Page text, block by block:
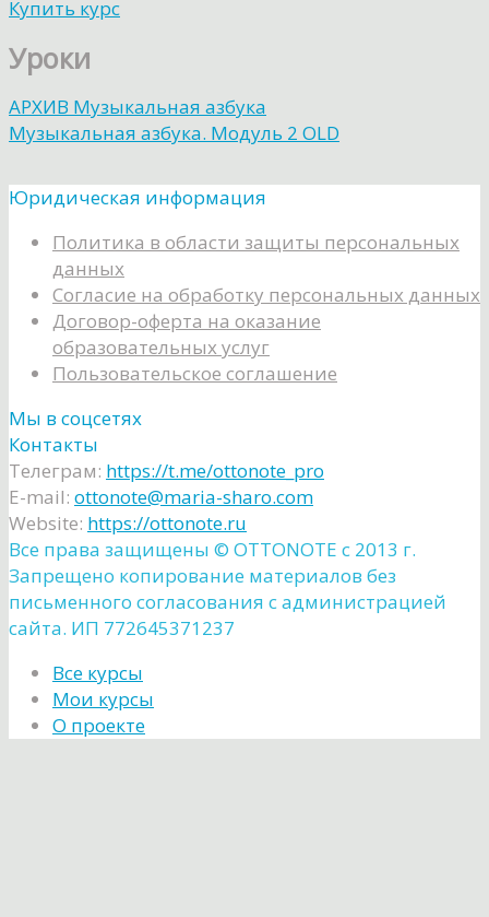
Купить курс
Уроки
АРХИВ Музыкальная азбука
Музыкальная азбука. Модуль 2 OLD
Юридическая информация
Политика в области защиты персональных
данных
Согласие на обработку персональных данных
Договор-оферта на оказание
образовательных услуг
Пользовательское соглашение
Мы в соцсетях
Контакты
Телеграм: https://t.me/ottonote_pro
E-mail: ottonote@maria-sharo.com
Website: https://ottonote.ru
Все права защищены ©️ OTTONOTE с 2013 г.
Запрещено копирование материалов без
письменного согласования с администрацией
сайта. ИП 772645371237
Все курсы
Мои курсы
О проекте